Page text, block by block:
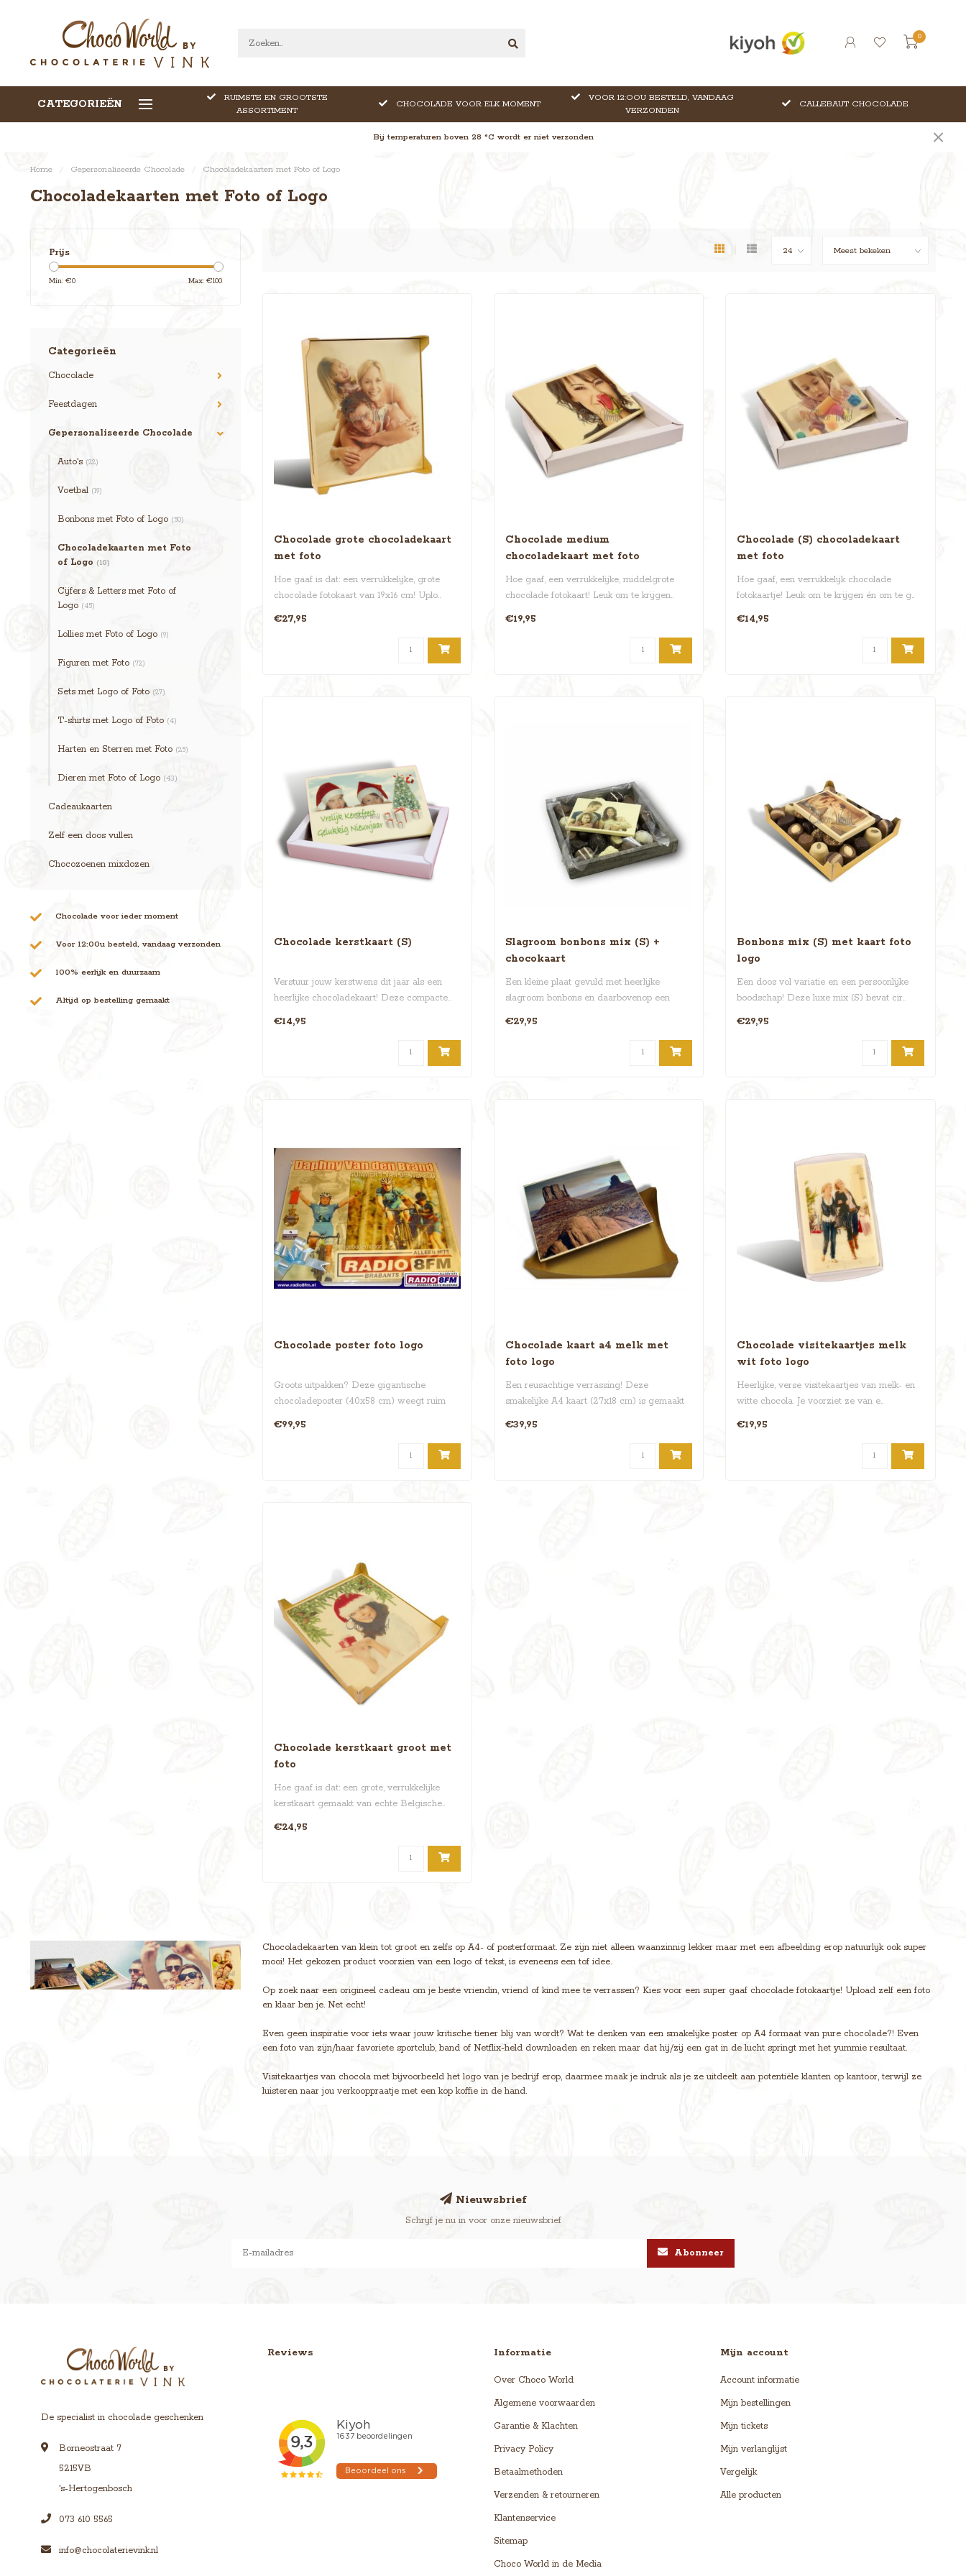
0
CATEGORIEËN
CALLEBAUT CHOCOLADE
RUIMSTE EN GROOTSTE
ASSORTIMENT
CHOCOLADE VOOR ELK MOMENT
VOOR 12:OOU BESTELD, VANDAAG
VERZONDEN
CALLEBAUT CHOCOLADE
Bij temperaturen boven 28 °C wordt er niet verzonden
Home / Gepersonaliseerde Chocolade / Chocoladekaarten met Foto of Logo
Chocoladekaarten met Foto of Logo
Prijs
Min: €0 Max: €100
Categorieën
Chocolade
Feestdagen
Gepersonaliseerde Chocolade
Auto's (22)
Voetbal (19)
Bonbons met Foto of Logo (50)
Chocoladekaarten met Foto
of Logo (10)
Cijfers & Letters met Foto of
Logo (45)
Lollies met Foto of Logo (9)
Figuren met Foto (72)
Sets met Logo of Foto (27)
T-shirts met Logo of Foto (4)
Harten en Sterren met Foto (25)
Dieren met Foto of Logo (43)
Cadeaukaarten
Zelf een doos vullen
Chocozoenen mixdozen
Chocolade voor ieder moment
Voor 12:00u besteld, vandaag verzonden
100% eerlijk en duurzaam
Altijd op bestelling gemaakt
Chocolade grote chocoladekaart
met foto
Hoe gaaf is dat: een verrukkelijke, grote
chocolade fotokaart van 19x16 cm! Uplo..
€27,95
Chocolade medium
chocoladekaart met foto
Hoe gaaf, een verrukkelijke, middelgrote
chocolade fotokaart! Leuk om te krijgen..
€19,95
Chocolade (S) chocoladekaart
met foto
Hoe gaaf, een verrukkelijk chocolade
fotokaartje! Leuk om te krijgen én om te g..
€14,95
Chocolade kerstkaart (S)
Verstuur jouw kerstwens dit jaar als een
heerlijke chocoladekaart! Deze compacte..
€14,95
Slagroom bonbons mix (S) +
chocokaart
Een kleine plaat gevuld met heerlijke
slagroom bonbons en daarbovenop een
€29,95
Bonbons mix (S) met kaart foto
logo
Een doos vol variatie en een persoonlijke
boodschap! Deze luxe mix (S) bevat cir..
€29,95
Chocolade poster foto logo
Groots uitpakken? Deze gigantische
chocoladeposter (40x58 cm) weegt ruim
€99,95
Chocolade kaart a4 melk met
foto logo
Een reusachtige verrassing! Deze
smakelijke A4 kaart (27x18 cm) is gemaakt
€39,95
Chocolade visitekaartjes melk
wit foto logo
Heerlijke, verse visitekaartjes van melk- en
witte chocola. Je voorziet ze van e..
€19,95
Chocolade kerstkaart groot met
foto
Hoe gaaf is dat: een grote, verrukkelijke
kerstkaart gemaakt van echte Belgische..
€24,95
Chocoladekaarten van klein tot groot en zelfs op A4- of posterformaat. Ze zijn niet alleen waanzinnig lekker maar met een afbeelding erop natuurlijk ook super
mooi! Het gekozen product voorzien van een logo of tekst, is eveneens een tof idee.
Op zoek naar een origineel cadeau om je beste vriendin, vriend of kind mee te verrassen? Kies voor een super gaaf chocolade fotokaartje! Upload zelf een foto
en klaar ben je. Net echt!
Even geen inspiratie voor iets waar jouw kritische tiener blij van wordt? Wat te denken van een smakelijke poster op A4 formaat van pure chocolade?! Even
een foto van zijn/haar favoriete sportclub, band of Netflix-held downloaden en reken maar dat hij/zij een gat in de lucht springt met het yummie resultaat.
Visitekaartjes van chocola met bijvoorbeeld het logo van je bedrijf erop, daarmee maak je indruk als je ze uitdeelt aan potentiële klanten op kantoor, terwijl ze
luisteren naar jou verkooppraatje met een kop koffie in de hand.
Nieuwsbrief
Schrijf je nu in voor onze nieuwsbrief
Abonneer
De specialist in chocolade geschenken
Borneostraat 7
5215VB
's-Hertogenbosch
073 610 5565
info@chocolaterievink.nl
Reviews Informatie
Over Choco World
Algemene voorwaarden
Garantie & Klachten
Privacy Policy
Betaalmethoden
Verzenden & retourneren
Klantenservice
Sitemap
Choco World in de Media
Mijn account
Account informatie
Mijn bestellingen
Mijn tickets
Mijn verlanglijst
Vergelijk
Alle producten